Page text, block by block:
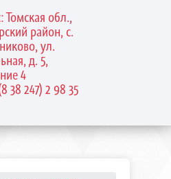
Томская обл.,
район, с.
ул.
д. 5,
4
38 247) 2 98 35